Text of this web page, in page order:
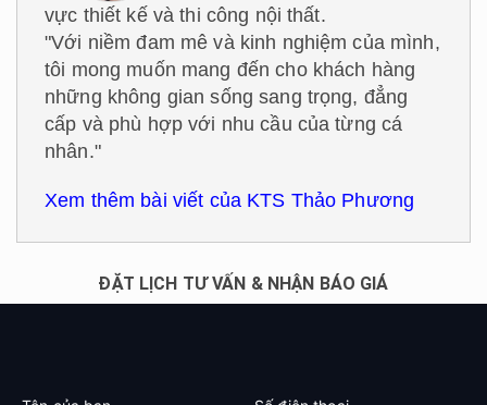
vực thiết kế và thi công nội thất.
"Với niềm đam mê và kinh nghiệm của mình,
tôi mong muốn mang đến cho khách hàng
những không gian sống sang trọng, đẳng
cấp và phù hợp với nhu cầu của từng cá
nhân."
Xem thêm bài viết của KTS Thảo Phương
ĐẶT LỊCH TƯ VẤN & NHẬN BÁO GIÁ